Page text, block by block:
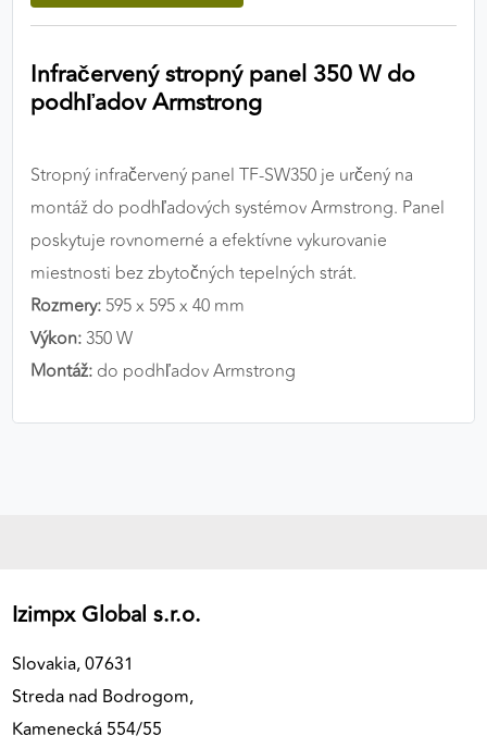
Infračervený stropný panel 350 W do
podhľadov Armstrong
Stropný infračervený panel TF-SW350 je určený na
montáž do podhľadových systémov Armstrong. Panel
poskytuje rovnomerné a efektívne vykurovanie
miestnosti bez zbytočných tepelných strát.
Rozmery: 595 x 595 x 40 mm
Výkon: 350 W
Montáž: do podhľadov Armstrong
Izimpx Global s.r.o.
Slovakia, 07631
Streda nad Bodrogom,
Kamenecká 554/55
Google Analytics
Poskytovateľ: Google
MARKETINGOVÉ COOKIES
Marketingové cookies sa používajú na sledovanie
správania používateľov naprieč webovými
stránkami. Umožňujú nám a našim partnerom
zobrazovať cielenú a relevantnú reklamu, a to na
našom webe aj v reklamných sieťach tretích strán.